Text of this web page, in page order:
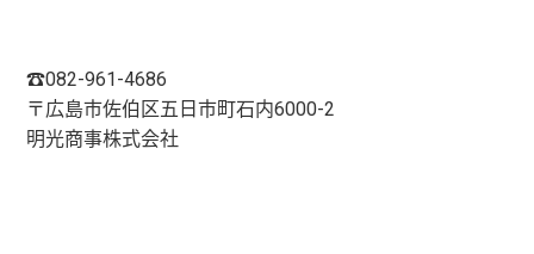
☎082-961-4686
〒広島市佐伯区五日市町石内6000-2
明光商事株式会社